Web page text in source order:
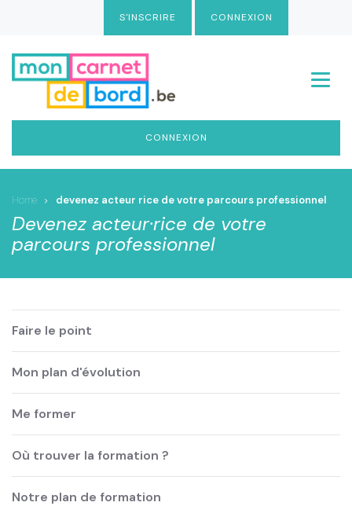
contenu
principal
S'INSCRIRE CONNEXION
Menu
CONNEXION
Home devenez acteur rice de votre parcours professionnel
Devenez acteur·rice de votre
parcours professionnel
Faire le point
Mon plan d'évolution
Me former
Où trouver la formation ?
Notre plan de formation